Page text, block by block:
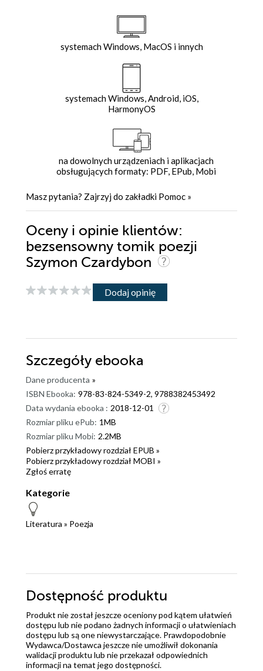
systemach Windows, MacOS i innych
systemach Windows, Android, iOS,
HarmonyOS
na dowolnych urządzeniach i aplikacjach
obsługujących formaty: PDF, EPub, Mobi
Masz pytania? Zajrzyj do zakładki Pomoc »
Oceny i opinie klientów:
bezsensowny tomik poezji
Szymon Czardybon
Dodaj opinię
Szczegóły ebooka
Dane producenta »
ISBN Ebooka: 978-83-824-5349-2, 9788382453492
Data wydania ebooka : 2018-12-01
Rozmiar pliku ePub: 1MB
Rozmiar pliku Mobi: 2.2MB
Pobierz przykładowy rozdział EPUB »
Pobierz przykładowy rozdział MOBI »
Zgłoś erratę
Kategorie
Literatura » Poezja
Dostępność produktu
Produkt nie został jeszcze oceniony pod kątem ułatwień
dostępu lub nie podano żadnych informacji o ułatwieniach
dostępu lub są one niewystarczające. Prawdopodobnie
Wydawca/Dostawca jeszcze nie umożliwił dokonania
walidacji produktu lub nie przekazał odpowiednich
informacji na temat jego dostępności.